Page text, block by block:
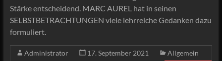
Stärke entscheidend. MARC AUREL hat in seinen
SELBSTBETRACHTUNGEN viele lehrreiche Gedanken dazu
formuliert.
Administrator 17. September 2021
Allgemein